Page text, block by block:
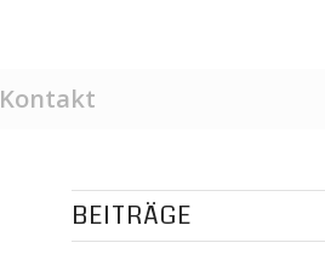
Kontakt
BEITRÄGE